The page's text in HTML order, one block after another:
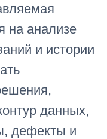
на анализе
и истории
данных,
дефекты и